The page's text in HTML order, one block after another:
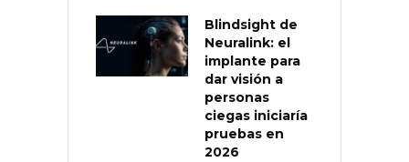
Blindsight de
Neuralink: el
implante para
dar visión a
personas
ciegas iniciaría
pruebas en
2026